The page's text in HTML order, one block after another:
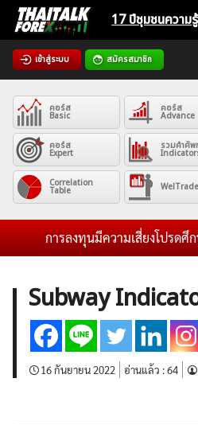
Skip
content
17 ปีชุมชนควา
เข้าสู่ระบบ สมัครสมาชิก
Home
News
Articles
VPS Register
ค้นหา
สำหรับ:
คอร์ส
Basic
คอร์ส
Advance
คอร์ส
Expert
รวมคำศั
Correlation
Table WelTrade
การลงทุนมีความเสี่ยงโปรดศึก
Subway
16 กันยายน 2022 อ่านแล้ว :64